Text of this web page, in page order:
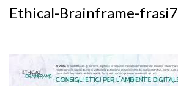
Ethical-Brainframe-frasi7